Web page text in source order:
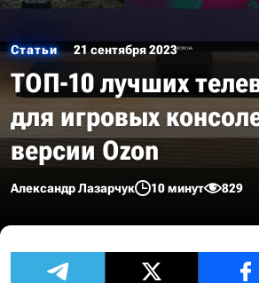
Статьи 21 сентября 2023
ТОП-10 лучших
для игровых
версии Ozon
Александр Лазарчук 10 минут 829